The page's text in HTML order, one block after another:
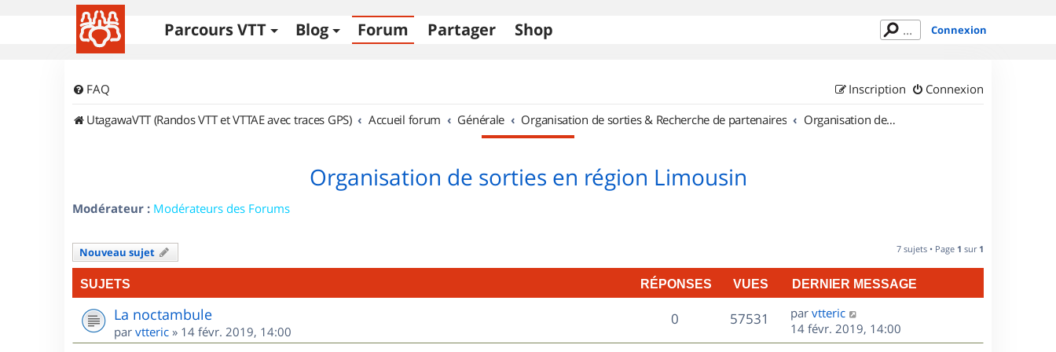
Parcours VTT Blog Forum Partager Shop Connexion
FAQ Connexion
Inscription
UtagawaVTT (Randos VTT et VTTAE avec traces GPS)
Accueil forum Générale Organisation de sorties & Recherche de partenaires Organisation de sorties en région Limousin
Organisation de sorties en région Limousin
Modérateur : Modérateurs des Forums
Nouveau sujet 7 sujets • Page 1 sur 1
SUJETS RÉPONSES VUES DERNIER MESSAGE
La noctambule
par vtteric » 14 févr. 2019, 14:00
0R
é
57531
u
D
e
r
par vtteric
14 févr. 2019, 14:00